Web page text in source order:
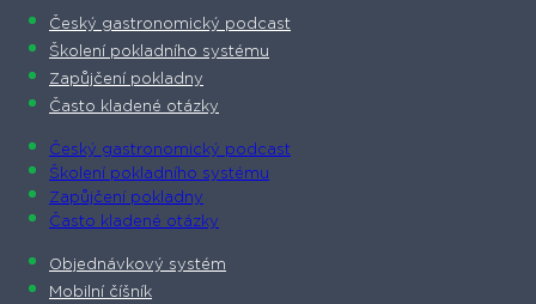
Český gastronomický podcast​
Školení pokladního systému
Zapůjčení pokladny
Často kladené otázky
Český gastronomický podcast​
Školení pokladního systému
Zapůjčení pokladny
Často kladené otázky
Objednávkový systém
Mobilní číšník